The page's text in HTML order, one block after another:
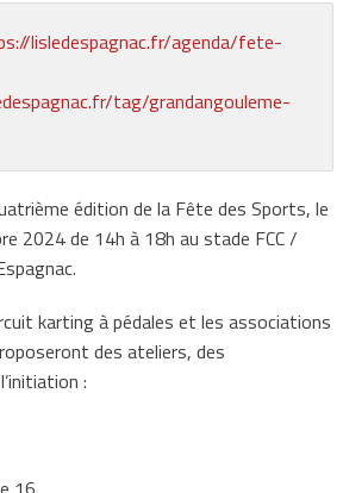
lisledespagnac.fr/agenda/fete-
tag/grandangouleme-
édition de la Fête des Sports, le
2024 de 14h à 18h au stade FCC /
karting à pédales et les associations
des ateliers, des
: